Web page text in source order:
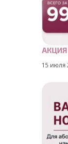
АКЦИЯ
15 июля